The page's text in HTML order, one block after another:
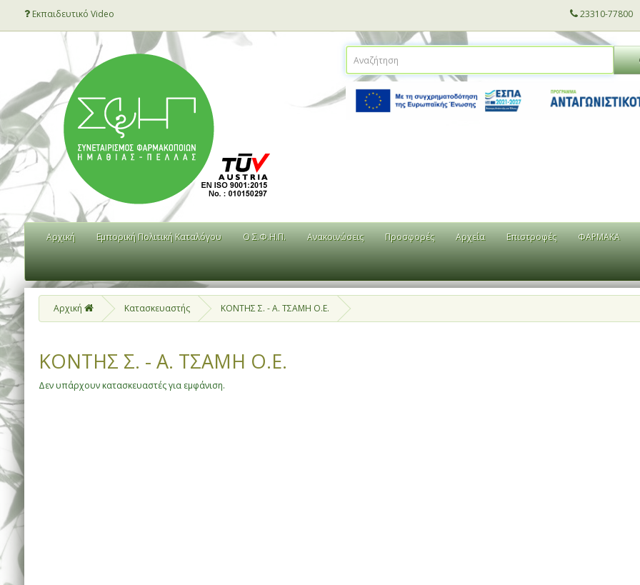
Εκπαιδευτικό Video 23310-77800
Αρχική Εμπορική Πολιτική Καταλόγου Ο Σ.Φ.Η.Π. Ανακοινώσεις Προσφορές Αρχεία Επιστροφές ΦΑΡΜΑΚΑ
Αρχική Κατασκευαστής ΚΟΝΤΗΣ Σ. - Α. ΤΣΑΜΗ Ο.Ε.
ΚΟΝΤΗΣ Σ. - Α. ΤΣΑΜΗ Ο.Ε.
Δεν υπάρχουν κατασκευαστές για εμφάνιση.